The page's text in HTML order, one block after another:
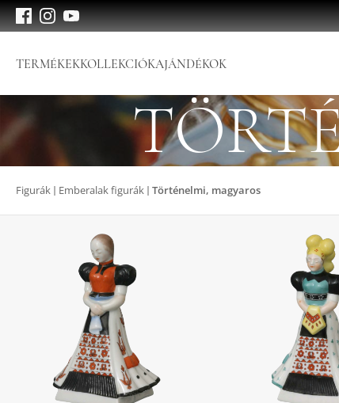
TERMÉKEKKOLLEKCIÓKAJÁNDÉKOK
Figurák Emberalak figurák Történelmi, magyaros